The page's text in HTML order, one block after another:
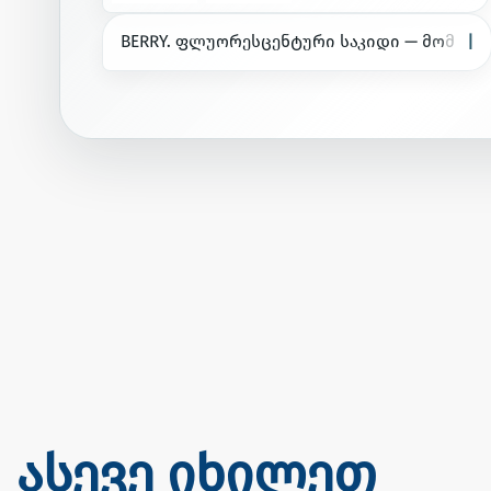
BERRY. ფლუორესცენტური საკიდი — მომ
ასევე იხილეთ